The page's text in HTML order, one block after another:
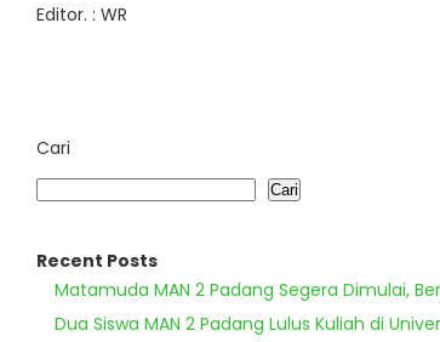
Editor. : WR
Cari
Cari
Recent Posts
Matamuda MAN 2 Padang Segera Dimulai,
Dua Siswa MAN 2 Padang Lulus Kuliah di